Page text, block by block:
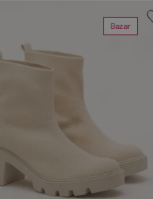
Bazar